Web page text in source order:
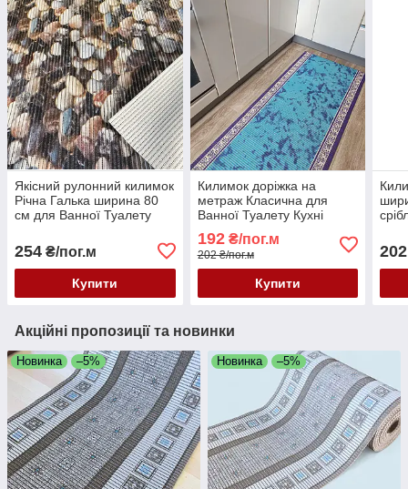
Якісний рулонний килимок
Річна Галька ширина 80
см для Ванної Туалету
Аквамат на метраж,
роздріб
254 ₴/пог.м
Купити
Килимок доріжка на
метраж Класична для
Ванної Туалету Кухні
65 см Аквамат
192₴/пог.м
202 ₴/пог.м
Купити
202
Акційні пропозиції та новинки
Новинка –5% Новинка –5%